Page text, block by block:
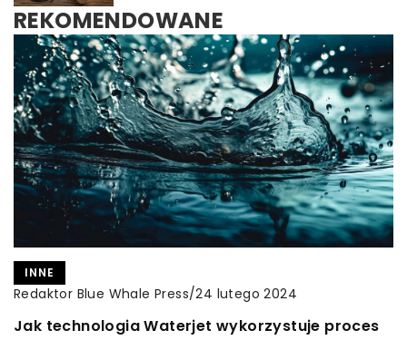
REKOMENDOWANE
Redaktor Blue Whale Press/9 maja 2026
INNE
Redaktor Blue Whale Press/24 lutego 2024
Jak technologia Waterjet wykorzystuje proces
Redaktor Blue Whale Press/23 listopada 2023